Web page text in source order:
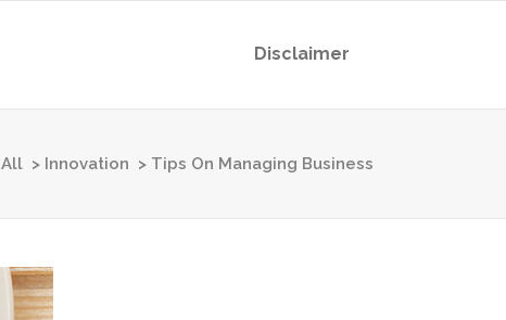
Disclaimer
All > Innovation > Tips On Managing Business